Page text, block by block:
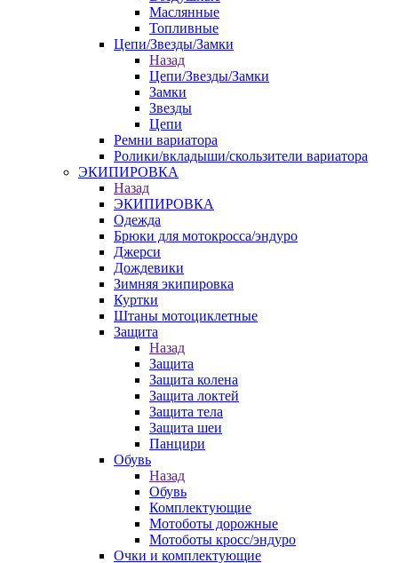
Маслянные
Топливные
Цепи/Звезды/Замки
Назад
Цепи/Звезды/Замки
Замки
Звезды
Цепи
Ремни вариатора
Ролики/вкладыши/скользители вариатора
ЭКИПИРОВКА
Назад
ЭКИПИРОВКА
Одежда
Брюки для мотокросса/эндуро
Джерси
Дождевики
Зимняя экипировка
Куртки
Штаны мотоциклетные
Защита
Назад
Защита
Защита колена
Защита локтей
Защита тела
Защита шеи
Панцири
Обувь
Назад
Обувь
Комплектующие
Мотоботы дорожные
Мотоботы кросс/эндуро
Очки и комплектующие